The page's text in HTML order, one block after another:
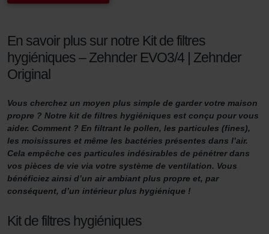
En savoir plus sur notre Kit de filtres
hygiéniques – Zehnder EVO3/4 | Zehnder
Original
Vous cherchez un moyen plus simple de garder votre maison
propre ? Notre kit de filtres hygiéniques est conçu pour vous
aider. Comment ? En filtrant le pollen, les particules (fines),
les moisissures et même les bactéries présentes dans l’air.
Cela empêche ces particules indésirables de pénétrer dans
vos pièces de vie via votre système de ventilation. Vous
bénéficiez ainsi d’un air ambiant plus propre et, par
conséquent, d’un intérieur plus hygiénique !
Kit de filtres hygiéniques